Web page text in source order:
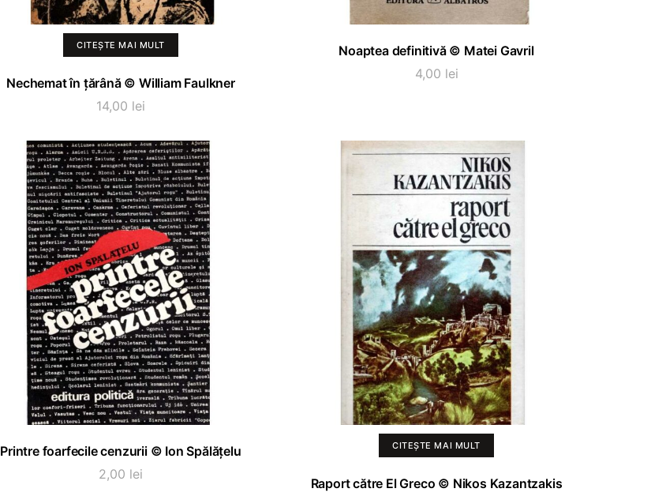
CITEȘTE MAI MULT
Nechemat în țărână © William Faulkner
14,00 lei
ADAUGĂ ÎN COȘ
Noaptea definitivă © Matei Gavril
4,00 lei
ADAUGĂ ÎN COȘ
Printre foarfecile cenzurii © Ion Spălățelu
2,00 lei
CITEȘTE MAI MULT
Raport către El Greco © Nikos Kazantzakis